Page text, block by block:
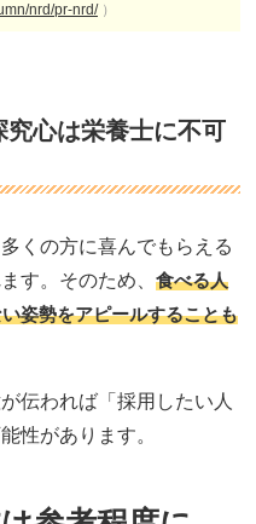
nrd/pr-nrd/）
究心は栄養士に不可
くの方に喜んでもらえる
す。そのため、食べる人
姿勢をアピールすることも
伝われば「採用したい人
性があります。